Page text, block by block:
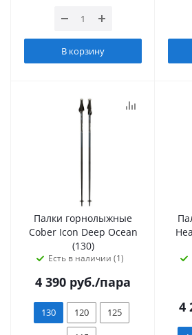
В корзину
Палки горнолыжные
Cober Icon Deep Ocean
(130)
Есть в наличии (1)
4 390 руб./пара
130 120
125
4